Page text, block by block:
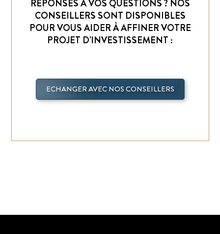
RÉPONSES À VOS QUESTIONS ? NOS
CONSEILLERS SONT DISPONIBLES
POUR VOUS AIDER À AFFINER VOTRE
PROJET D'INVESTISSEMENT :
ECHANGER AVEC NOS CONSEILLERS